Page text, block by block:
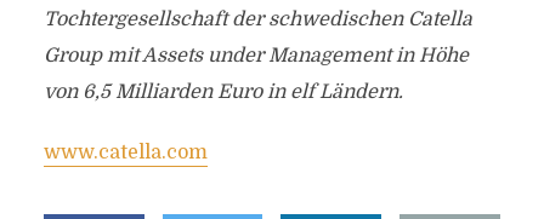
Tochtergesellschaft der schwedischen Catella
Group mit Assets under Management in Höhe
von 6,5 Milliarden Euro in elf Ländern.
www.catella.com